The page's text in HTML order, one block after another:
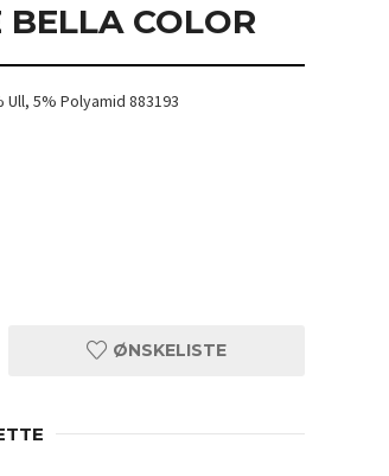
BELLA COLOR
5% Polyamid 883193
ØNSKELISTE